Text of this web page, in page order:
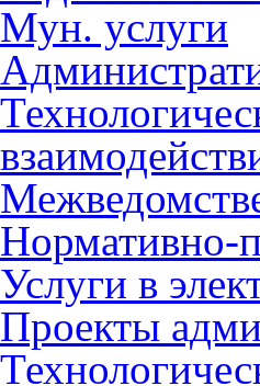
Мун. услуги
Нормативно-
Услуги в
Проекты